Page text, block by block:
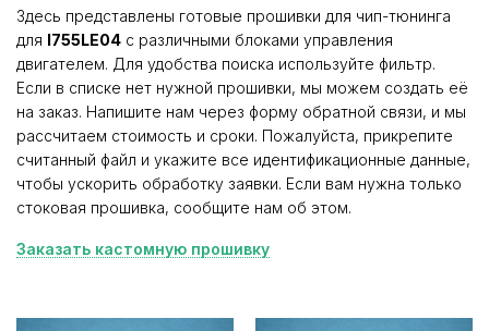
Здесь представлены готовые прошивки для чип-тюнинга
для I755LE04 с различными блоками управления
двигателем. Для удобства поиска используйте фильтр.
Если в списке нет нужной прошивки, мы можем создать её
на заказ. Напишите нам через форму обратной связи, и мы
рассчитаем стоимость и сроки. Пожалуйста, прикрепите
считанный файл и укажите все идентификационные данные,
чтобы ускорить обработку заявки. Если вам нужна только
стоковая прошивка, сообщите нам об этом.
Заказать кастомную прошивку